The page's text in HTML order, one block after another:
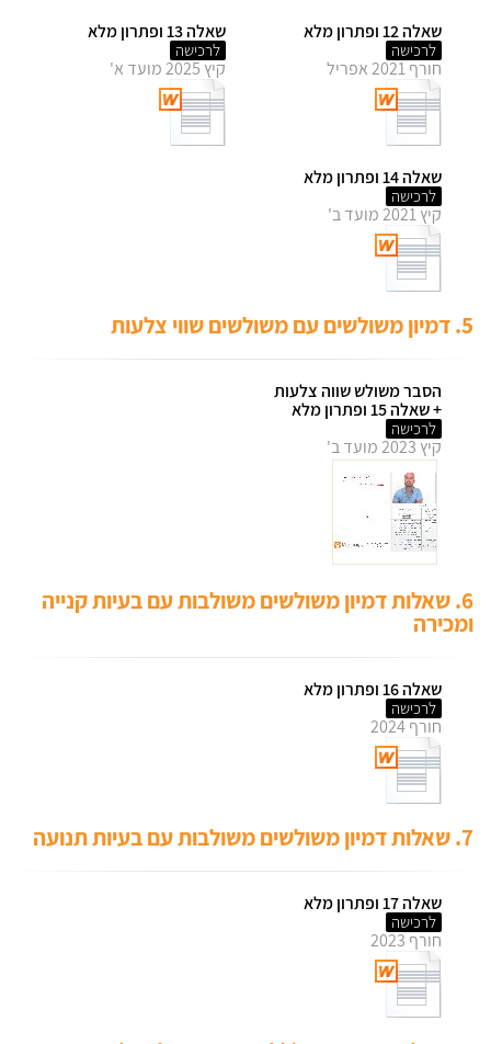
שאלה 12 ופתרון מלא
לרכישה
חורף 2021 אפריל
שאלה 13 ופתרון מלא
לרכישה
קיץ 2025 מועד א'
שאלה 14 ופתרון מלא
לרכישה
קיץ 2021 מועד ב'
5. דמיון משולשים עם משולשים שווי צלעות
הסבר משולש שווה צלעות
+ שאלה 15 ופתרון מלא
לרכישה
קיץ 2023 מועד ב'
6. שאלות דמיון משולשים משולבות עם בעיות קנייה
ומכירה
שאלה 16 ופתרון מלא
לרכישה
חורף 2024
7. שאלות דמיון משולשים משולבות עם בעיות תנועה
שאלה 17 ופתרון מלא
לרכישה
חורף 2023